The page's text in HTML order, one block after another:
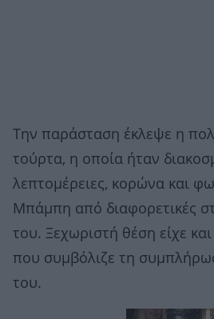
Την παράσταση έκλεψε η
τούρτα, η οποία ήταν
λεπτομέρειες, κορώνα και
Μπάμπη από διαφορετικές
του. Ξεχωριστή θέση είχε
που συμβόλιζε τη
του.